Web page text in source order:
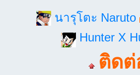
นารุโตะ Naruto
Hunter X
ติด